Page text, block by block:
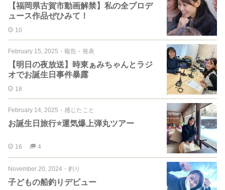
【福岡県古賀市動画解禁】私の全プロデ
ュース作品ぜひみて！
10
February 15, 2025 ・ 報告・発表
【明日の夜放送】時東ぁみちゃんとラジ
オでお誕生日事件暴露
18
February 14, 2025 ・ 感じたこと
お誕生日旅行⭐️運気爆上弾丸ツアー
16 4
November 20, 2024 ・ 釣り
子どもの船釣りデビュー